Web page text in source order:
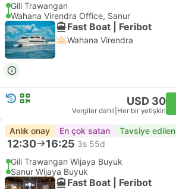
Gili Trawangan
Wahana Virendra Office, Sanur
Fast Boat | Feribot
Wahana Virendra
USD 30
Vergiler dahil Her bir yetişkin
Anlık onay En çok satan Tavsiye edilen
12:30 16:25 3s 55d
Gili Trawangan Wijaya Buyuk
Sanur Wijaya Buyuk
Fast Boat | Feribot